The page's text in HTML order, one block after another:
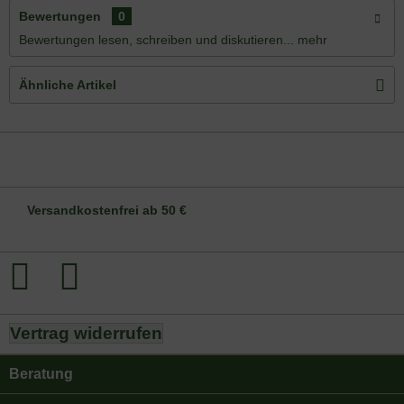
Bewertungen
0
Bewertungen lesen, schreiben und diskutieren...
mehr
Ähnliche Artikel
Versandkostenfrei ab 50 €
Vertrag widerrufen
Beratung